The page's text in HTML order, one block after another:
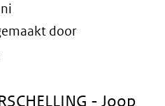
door
- Joop